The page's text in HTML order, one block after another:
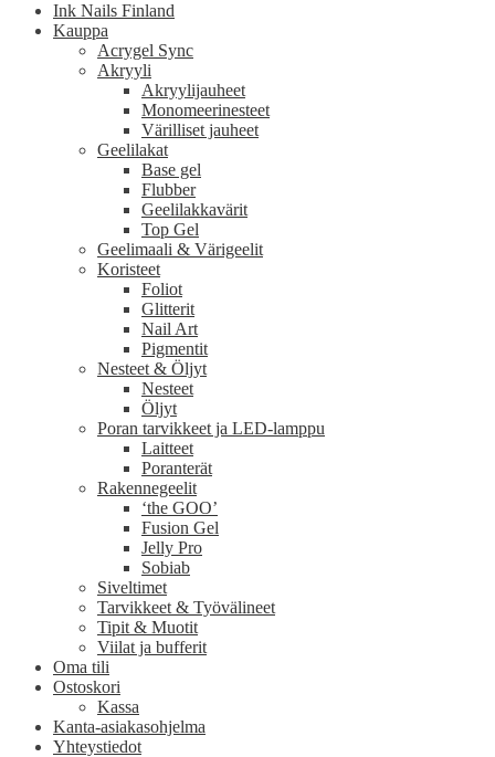
Ink Nails Finland
Kauppa
Acrygel Sync
Akryyli
Akryylijauheet
Monomeerinesteet
Värilliset jauheet
Geelilakat
Base gel
Flubber
Geelilakkavärit
Top Gel
Geelimaali & Värigeelit
Koristeet
Foliot
Glitterit
Nail Art
Pigmentit
Nesteet & Öljyt
Nesteet
Öljyt
Poran tarvikkeet ja LED-lamppu
Laitteet
Poranterät
Rakennegeelit
‘the GOO’
Fusion Gel
Jelly Pro
Sobiab
Siveltimet
Tarvikkeet & Työvälineet
Tipit & Muotit
Viilat ja bufferit
Oma tili
Ostoskori
Kassa
Kanta-asiakasohjelma
Yhteystiedot